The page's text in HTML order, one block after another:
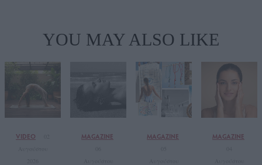
YOU MAY ALSO LIKE
VIDEO MAGAZINE MAGAZINE MAGAZINE